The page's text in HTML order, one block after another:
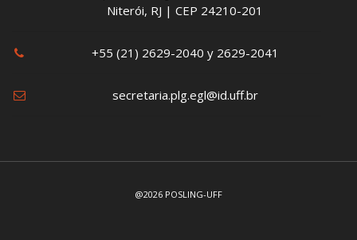
Niterói, RJ | CEP 24210-201
+55 (21) 2629-2040 y 2629-2041
secretaria.plg.egl@id.uff.br
@2026 POSLING-UFF